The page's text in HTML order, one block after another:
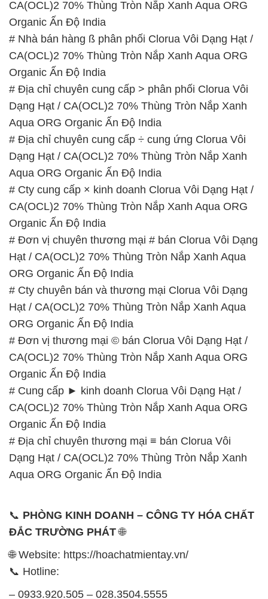
Organic Ấn Độ India
# Cung cấp ► kinh doanh Clorua Vôi Dạng Hạt /
CA(OCL)2 70% Thùng Tròn Nắp Xanh Aqua ORG
Organic Ấn Độ India
# Địa chỉ chuyên thương mại ≡ bán Clorua Vôi
Dạng Hạt / CA(OCL)2 70% Thùng Tròn Nắp Xanh
Aqua ORG Organic Ấn Độ India
PHÒNG KINH DOANH – CÔNG TY HÓA CHẤT
ĐẮC TRƯỜNG PHÁT
🌐 Website: https://hoachatmientay.vn/
📞 Hotline:
– 0933.920.505 – 028.3504.5555
– 028.3756.1835 – 028.3756.1840 –
028.3756.1841- 028.3756.1842
– 0932.660.696 – 0901.326.566 – 0906.387.866 –
0902.765.866
📧 Email: hoachat@dactruongphat.vn
GIỜ LÀM VIỆC TẠI CÔNG TY HÓA CHẤT ĐẮC
TRƯỜNG PHÁT
Thời gian làm việc tại Hóa Chất Đắc Trường Phát
được tổ chức như sau:
Thứ 2 đến thứ 6: Buổi sáng: từ 8h đến 11h – Buổi
chiều: từ 12h30 đến 17h
Thứ 7: Buổi sáng: từ 8h đến 11h – Buổi chiều: từ
Chủ nhật: Nghỉ chủ nhật hàng tuần
Chúng tôi rất trân trọng thời gian và cam kết tuân
thủ giờ làm việc để đảm bảo sự hỗ trợ tốt nhất cho
khách hàng và đảm bảo hiệu suất công việc cao